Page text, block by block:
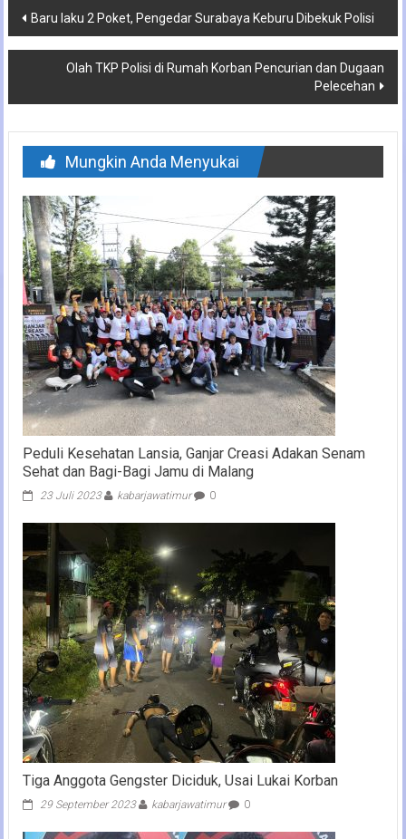
Navigasi
pos
Baru laku 2 Poket, Pengedar Surabaya Keburu Dibekuk Polisi
Olah TKP Polisi di Rumah Korban Pencurian dan Dugaan
Pelecehan
Mungkin Anda Menyukai
Peduli Kesehatan Lansia, Ganjar Creasi Adakan Senam
Sehat dan Bagi-Bagi Jamu di Malang
23 Juli 2023 kabarjawatimur 0
Tiga Anggota Gengster Diciduk, Usai Lukai Korban
29 September 2023 kabarjawatimur 0